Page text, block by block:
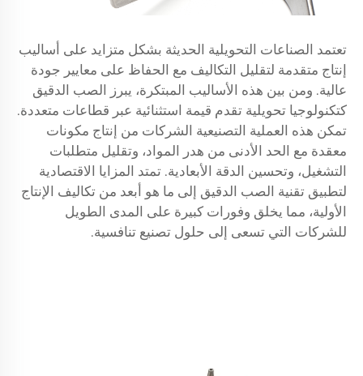
تعتمد الصناعات التحويلية الحديثة بشكل متزايد على أساليب
إنتاج متقدمة لتقليل التكاليف مع الحفاظ على معايير جودة
عالية. ومن بين هذه الأساليب المبتكرة، يبرز الصب الدقيق
كتكنولوجيا تحويلية تقدم قيمة استثنائية عبر قطاعات متعددة.
تمكن هذه العملية التصنيعية الشركات من إنتاج مكونات
معقدة مع الحد الأدنى من هدر المواد، وتقليل متطلبات
التشغيل، وتحسين الدقة الأبعادية. تمتد المزايا الاقتصادية
لتطبيق تقنية الصب الدقيق إلى ما هو أبعد من تكاليف الإنتاج
الأولية، مما يخلق وفورات كبيرة على المدى الطويل
للشركات التي تسعى إلى حلول تصنيع تنافسية.